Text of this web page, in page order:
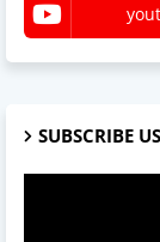
SUBSCRIBE US